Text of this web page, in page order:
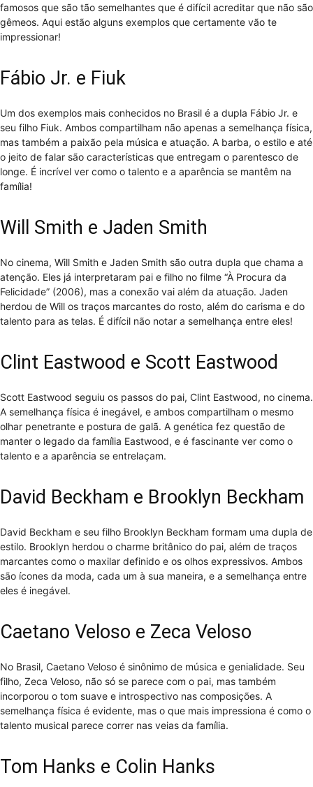
famosos que são tão semelhantes que é difícil acreditar que não são
gêmeos. Aqui estão alguns exemplos que certamente vão te
impressionar!
Fábio Jr. e Fiuk
Um dos exemplos mais conhecidos no Brasil é a dupla Fábio Jr. e
seu filho Fiuk. Ambos compartilham não apenas a semelhança física,
mas também a paixão pela música e atuação. A barba, o estilo e até
o jeito de falar são características que entregam o parentesco de
longe. É incrível ver como o talento e a aparência se mantêm na
família!
Will Smith e Jaden Smith
No cinema, Will Smith e Jaden Smith são outra dupla que chama a
atenção. Eles já interpretaram pai e filho no filme “À Procura da
Felicidade” (2006), mas a conexão vai além da atuação. Jaden
herdou de Will os traços marcantes do rosto, além do carisma e do
talento para as telas. É difícil não notar a semelhança entre eles!
Clint Eastwood e Scott Eastwood
Scott Eastwood seguiu os passos do pai, Clint Eastwood, no cinema.
A semelhança física é inegável, e ambos compartilham o mesmo
olhar penetrante e postura de galã. A genética fez questão de
manter o legado da família Eastwood, e é fascinante ver como o
talento e a aparência se entrelaçam.
David Beckham e Brooklyn Beckham
David Beckham e seu filho Brooklyn Beckham formam uma dupla de
estilo. Brooklyn herdou o charme britânico do pai, além de traços
marcantes como o maxilar definido e os olhos expressivos. Ambos
são ícones da moda, cada um à sua maneira, e a semelhança entre
eles é inegável.
Caetano Veloso e Zeca Veloso
No Brasil, Caetano Veloso é sinônimo de música e genialidade. Seu
filho, Zeca Veloso, não só se parece com o pai, mas também
incorporou o tom suave e introspectivo nas composições. A
semelhança física é evidente, mas o que mais impressiona é como o
talento musical parece correr nas veias da família.
Tom Hanks e Colin Hanks